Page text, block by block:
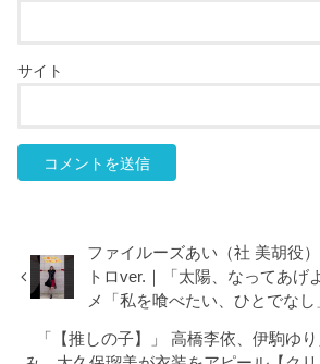
サイト
ファイルーズあい（社 美胡役
トロver.｜「太陽、なってあ
メ「私を喰べたい、ひとでな
「【推しの子】」 高橋李依、伊駒ゆ